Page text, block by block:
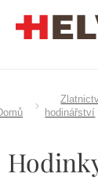
hodinářství